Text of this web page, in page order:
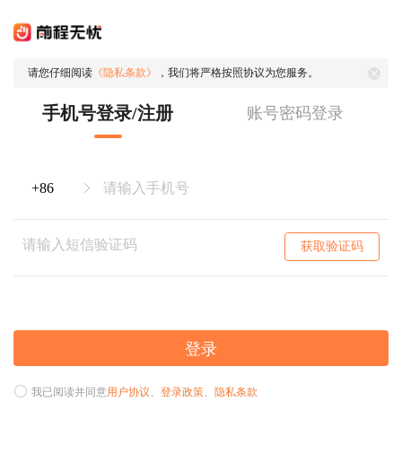
请您仔细阅读 《隐私条款》 ，我们将严格按照协议为您服务。
手机号登录/注册 账号密码登录
获取验证码
登录
我已阅读并同意用户协议、 登录政策、 隐私条款